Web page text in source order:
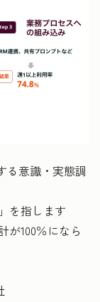
る意識・実態調
を指します
100％になら